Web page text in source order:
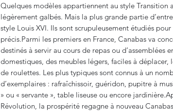
Quelques modèles appartiennent au style Transition
légèrement galbés. Mais la plus grande partie
style Louis XVI. Ils sont scrupuleusement étudiés pour
précis.Parmi les premiers en France, Canabas va
destinés à servir au cours de repas ou d’assemblées
domestiques, des meubles légers, faciles à déplacer,
de roulettes. Les plus typiques sont connus à un
d’exemplaires : rafraîchissoir, guéridon, pupitre à
» ou « servante », table liseuse ou encore
Révolution, la prospérité regagne à nouveau